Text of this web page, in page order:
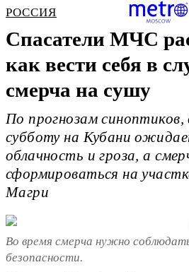
РОССИЯ
Спасатели МЧС
как вести себя в
смерча на сушу
По прогнозам
субботу на Кубани
облачность и гроза, а
сформироваться на
Магри
Во время смерча нужно
безопасности.